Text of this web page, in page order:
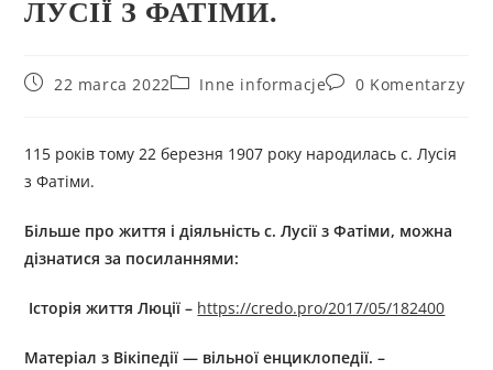
ЛУСІЇ З ФАТІМИ.
22 marca 2022 Inne informacje 0 Komentarzy
115 років тому 22 березня 1907 року народилась с. Лусія
з Фатіми.
Більше про життя і діяльністьс. Лусії з Фатіми, можна
дізнатися за посиланнями:
Історія життя Люції – https://credo.pro/2017/05/182400
Матеріал з Вікіпедії — вільної енциклопедії. –